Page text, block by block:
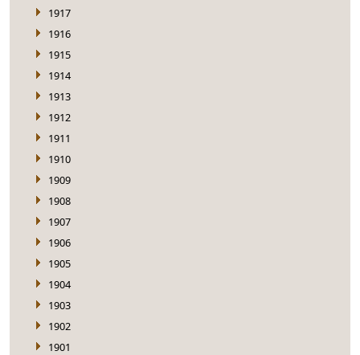
1917
1916
1915
1914
1913
1912
1911
1910
1909
1908
1907
1906
1905
1904
1903
1902
1901